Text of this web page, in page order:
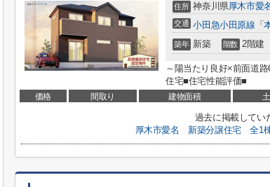
住所 神奈川県厚木市愛
交通 小田急小田原線 「
築年 新築 階数 2階建
～陽当たり良好×前面道
住宅■住宅性能評価■
価格 間取り 建物面積
過去に掲載してい
厚木市愛名 新築分譲住宅 全1